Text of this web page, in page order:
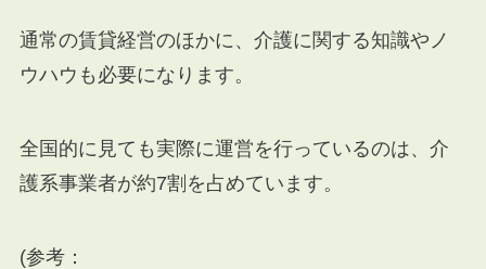
通常の賃貸経営のほかに、介護に関する知識やノ
ウハウも必要になります。
全国的に見ても実際に運営を行っているのは、介
護系事業者が約7割を占めています。
(参考：